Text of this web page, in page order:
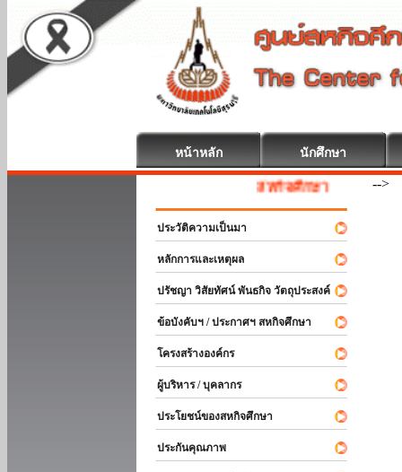
หน้าหลัก นักศึกษา
สหกิจศึกษา ยินดีต้อนรับ
ประวัติความเป็นมา
หลักการและเหตุผล
ปรัชญา วิสัยทัศน์ พันธกิจ วัตถุประสงค์
ข้อบังคับฯ / ประกาศฯ สหกิจศึกษา
โครงสร้างองค์กร
ผู้บริหาร / บุคลากร
ประโยชน์ของสหกิจศึกษา
ประกันคุณภาพ
-->